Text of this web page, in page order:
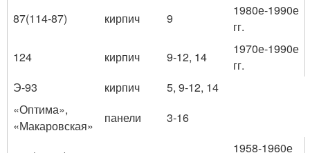
87(114-87)
кирпич 9
1980е-1990е
гг.
124
кирпич 9-12, 14
1970е-1990е
гг.
Э-93
кирпич
5, 9-12, 14
«Оптима»,
«Макаровская»
панели 3-16
1958-1960е